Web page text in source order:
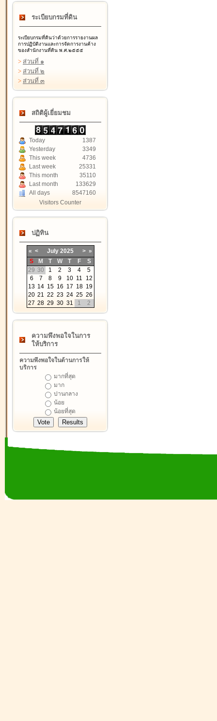
ระเบียบกรมที่ดิน
ระเบียบกรมที่ดินว่าด้วยการรายงานผล
การปฏิบัติงานและการจัดการงานค้าง
ของสำนักงานที่ดิน พ.ศ.๒๕๕๕
> ส่วนที่ ๑
> ส่วนที่ ๒
> ส่วนที่ ๓
สถิติผู้เยี่ยมชม
Today
1387
Yesterday
3349
This week
4736
Last week
25331
This month
35110
Last month
133629
All days
8547160
Visitors Counter
ปฏิทิน
« < July 2025 > »
S
M T W T F
S
29 30 1 2 3 4
5
6
7 8 9 10 11
12
13 14 15 16 17 18 19
20 21 22 23 24 25 26
27 28 29 30 31 1 2
ความพึงพอใจในการ
ให้บริการ
ความพึงพอใจในด้านการให้
บริการ
มากที่สุด
มาก
ปานกลาง
น้อย
น้อยที่สุด